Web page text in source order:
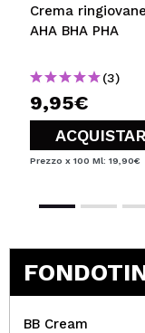
Crema
AHA BHA PHA
(3)
9,95€
Prezzo x 100 Ml: 19,90€
BB Cream